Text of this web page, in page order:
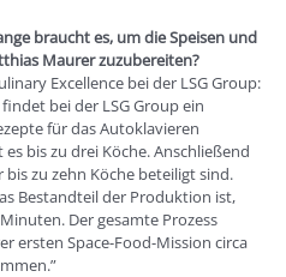
braucht es, um die Speisen und
Maurer zuzubereiten?
Excellence bei der LSG Group:
bei der LSG Group ein
für das Autoklavieren
bis zu drei Köche. Anschließend
zu zehn Köche beteiligt sind.
Bestandteil der Produktion ist,
Der gesamte Prozess
ersten Space-Food-Mission circa